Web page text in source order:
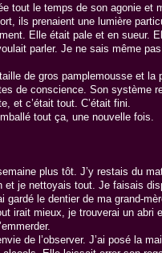
tout le temps de son agonie et
ils prenaient une lumière
Elle était pale et en sueur.
parler. Je ne sais même
de gros pamplemousse et la
de conscience. Son système
et c’était tout. C’était fini.
tout ça, une nouvelle fois.
plus tôt. J’y restais du
je nettoyais tout. Je faisais
le dentier de ma grand-
irait mieux, je trouverai un
de l’observer. J’ai posé la